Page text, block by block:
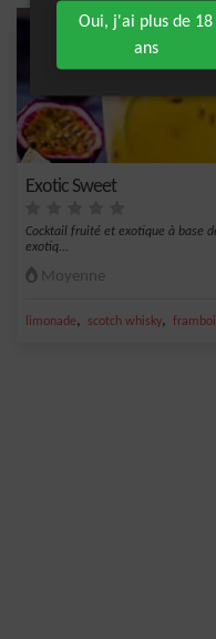
Exotic Sweet
Cocktail fruité et exotique à base
exotiq...
Moyenne
limonade, scotch whisky,
Oui, j'ai plus de 18
ans